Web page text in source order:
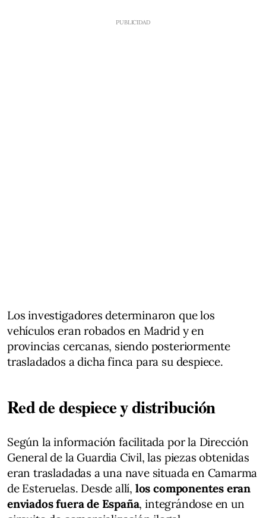
Los investigadores determinaron que los
vehículos eran robados en Madrid y en
provincias cercanas, siendo posteriormente
trasladados a dicha finca para su despiece.
Red de despiece y distribución
Según la información facilitada por la Dirección
General de la Guardia Civil, las piezas obtenidas
eran trasladadas a una nave situada en Camarma
de Esteruelas. Desde allí, los componentes eran
enviados fuera de España, integrándose en un